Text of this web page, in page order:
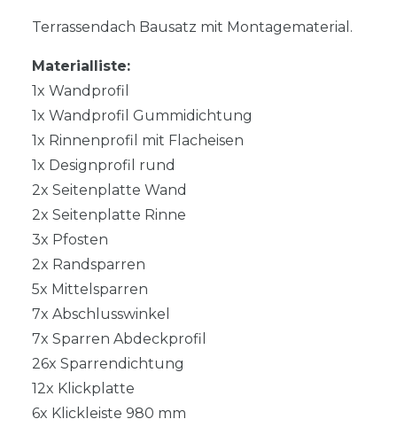
Terrassendach Bausatz mit Montagematerial.
Materialliste:
1x Wandprofil
1x Wandprofil Gummidichtung
1x Rinnenprofil mit Flacheisen
1x Designprofil rund
2x Seitenplatte Wand
2x Seitenplatte Rinne
3x Pfosten
2x Randsparren
5x Mittelsparren
7x Abschlusswinkel
7x Sparren Abdeckprofil
26x Sparrendichtung
12x Klickplatte
6x Klickleiste 980 mm